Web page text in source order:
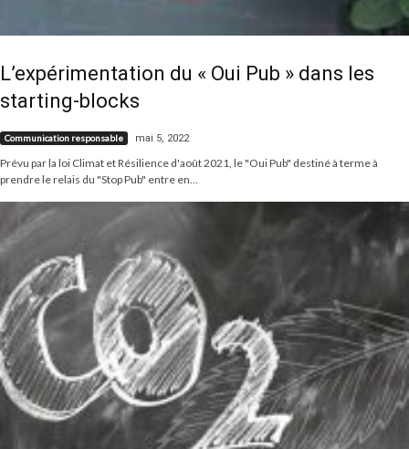
L’expérimentation du « Oui Pub » dans les
starting-blocks
Communication responsable mai 5, 2022
Prévu par la loi Climat et Résilience d'août 2021, le "Oui Pub" destiné à terme à
prendre le relais du "Stop Pub" entre en...